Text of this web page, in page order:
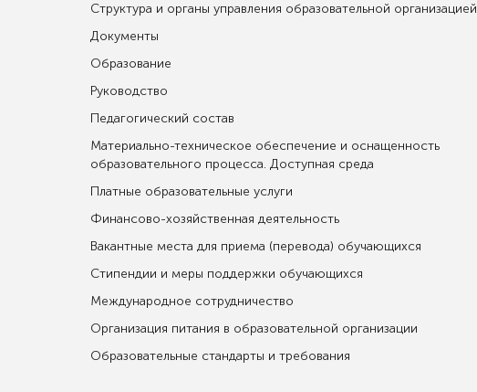
Структура и органы управления образовательной организацией
Документы
Образование
Руководство
Педагогический состав
Материально-техническое обеспечение и оснащенность
образовательного процесса. Доступная среда
Платные образовательные услуги
Финансово-хозяйственная деятельность
Вакантные места для приема (перевода) обучающихся
Стипендии и меры поддержки обучающихся
Международное сотрудничество
Организация питания в образовательной организации
Образовательные стандарты и требования